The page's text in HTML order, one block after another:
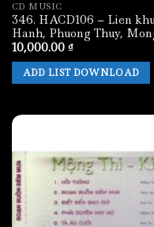
CD MUSIC
346. HACD106 – Lien
Hanh, Phuong Thuy,
10,000.00 ₫
ADD LIST DOWNLOAD